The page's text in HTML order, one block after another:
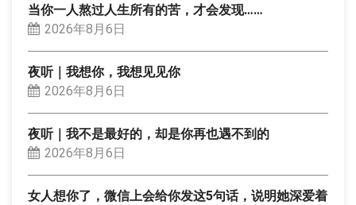
当你一人熬过人生所有的苦，才会发现……
2026年8月6日
夜听｜我想你，我想见见你
2026年8月6日
夜听｜我不是最好的，却是你再也遇不到的
2026年8月6日
女人想你了，微信上会给你发这5句话，说明她深爱着